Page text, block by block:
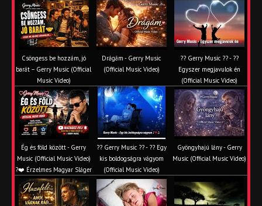
Csöngess be hozzám, jó
barát – Gerry Music (Official
Music Video)
Drágám - Gerry Music
(Official Music Video)
?? Gerry Music ?? - ??
Egyszer megjavulok én
(Official Music Video)
Ég és föld között - Gerry
Music (Official Music Video)
?❤️ Érzelmes Magyar Sláger
?? Gerry Music ?? - ?? Egy
kis boldogságra vágyom
(Official Music Video)
Gyöngyhajú lány - Gerry
Music (Official Music Video)